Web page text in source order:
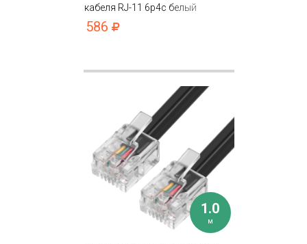
кабеля RJ-11 6p4c белый
586
1.0
м